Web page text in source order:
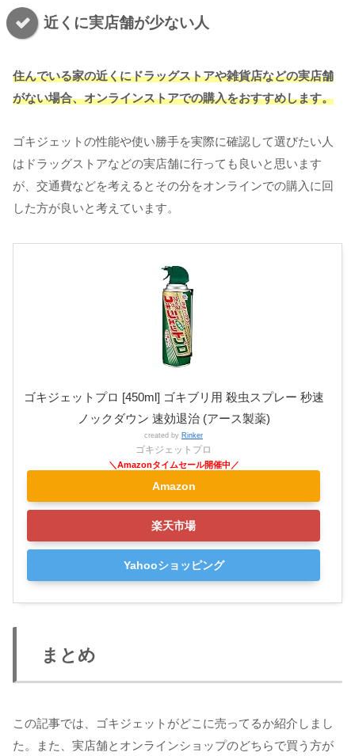
近くに実店舗が少ない人
住んでいる家の近くにドラッグストアや雑貨店などの実店舗
がない場合、オンラインストアでの購入をおすすめします。
ゴキジェットの性能や使い勝手を実際に確認して選びたい人
はドラッグストアなどの実店舗に行っても良いと思います
が、交通費などを考えるとその分をオンラインでの購入に回
した方が良いと考えています。
ゴキジェットプロ [450ml] ゴキブリ用 殺虫スプレー 秒速
ノックダウン 速効退治 (アース製薬)
created by Rinker
ゴキジェットプロ
Amazon
楽天市場
Yahooショッピング
まとめ
この記事では、ゴキジェットがどこに売ってるか紹介しまし
た。また、実店舗とオンラインショップのどちらで買う方が